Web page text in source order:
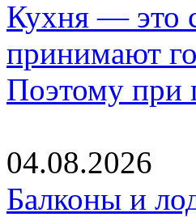
Кухня — это
принимают
Поэтому при
04.08.2026
Балконы и